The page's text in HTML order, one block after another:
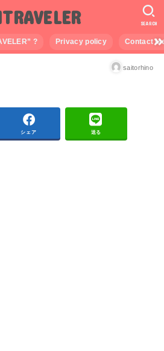
? Privacy policy Contact
SEARCH
saitorhino
シェア 送る